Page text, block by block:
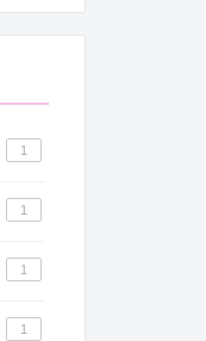
1
1
1
1